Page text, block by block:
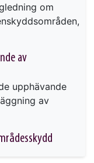
om
av
upphävande
av